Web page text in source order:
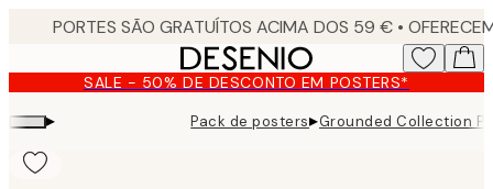
content. SALE - 50% DE DESCONTO EM POSTERS*
▸ Pack de posters▸Grounded Collection